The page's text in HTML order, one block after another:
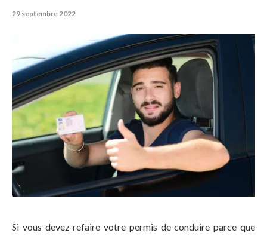
29 septembre 2022
Si vous devez refaire votre permis de conduire parce que